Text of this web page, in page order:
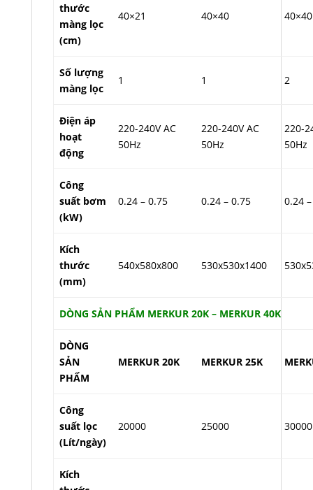
thước
màng lọc
(cm)
40×21 40×40 40×40
Số lượng
màng lọc
1 1 2
Điện áp
hoạt
động
220-240V AC
50Hz
220-240V AC
50Hz
220-
50Hz
Công
suất bơm
(kW)
0.24 – 0.75 0.24 – 0.75 0.24
Kích
thước
(mm)
540x580x800 530x530x1400
DÒNG SẢN PHẨM MERKUR 20K – MERKUR 40K
DÒNG
SẢN
PHẨM
MERKUR 20K MERKUR 25K
Công
suất lọc
(Lít/ngày)
20000 25000 30000
Kích